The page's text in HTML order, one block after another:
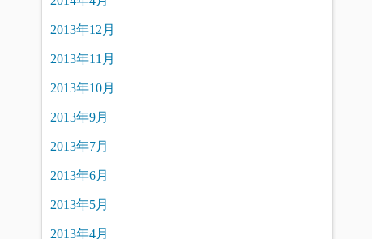
2013年12月
2013年11月
2013年10月
2013年9月
2013年7月
2013年6月
2013年5月
2013年4月